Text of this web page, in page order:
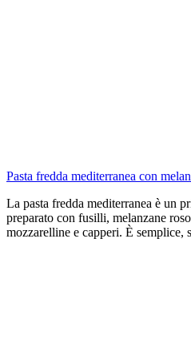
Pasta fredda mediterranea con
La pasta fredda mediterranea è un
preparato con fusilli, melanzane
mozzarelline e capperi. È semplice,